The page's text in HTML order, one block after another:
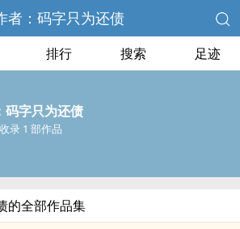
者：码字只为还债
排行 搜索 足迹
码字只为还债
录 1 部作品
的全部作品集